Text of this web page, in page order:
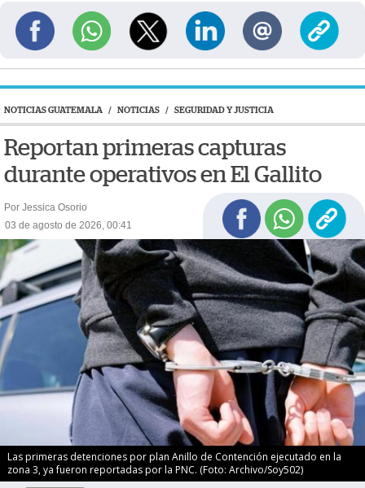
NOTICIAS GUATEMALA / NOTICIAS / SEGURIDAD Y JUSTICIA
Reportan primeras capturas
durante operativos en El Gallito
Por Jessica Osorio
03 de agosto de 2026, 00:41
Las primeras detenciones por plan Anillo de Contención ejecutado en la
zona 3, ya fueron reportadas por la PNC. (Foto: Archivo/Soy502)